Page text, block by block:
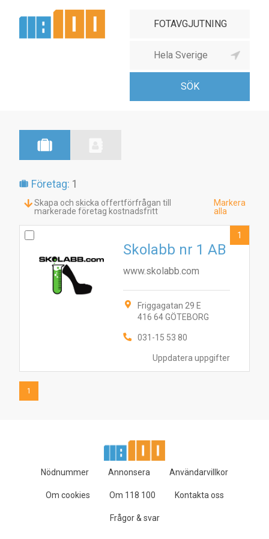
Företag: 1
Skapa och skicka offertförfrågan till
markerade företag kostnadsfritt
Markera
alla
Uppdatera uppgifter
Skolabb nr 1 AB
www.skolabb.com
Friggagatan 29 E
416 64 GÖTEBORG
031-15 53 80
1
1
Nödnummer Annonsera Användarvillkor
Om cookies Om 118 100 Kontakta oss
Frågor & svar